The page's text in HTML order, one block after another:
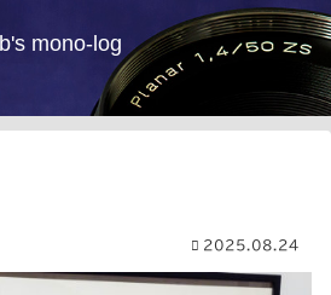
b's mono-log
2025.08.24